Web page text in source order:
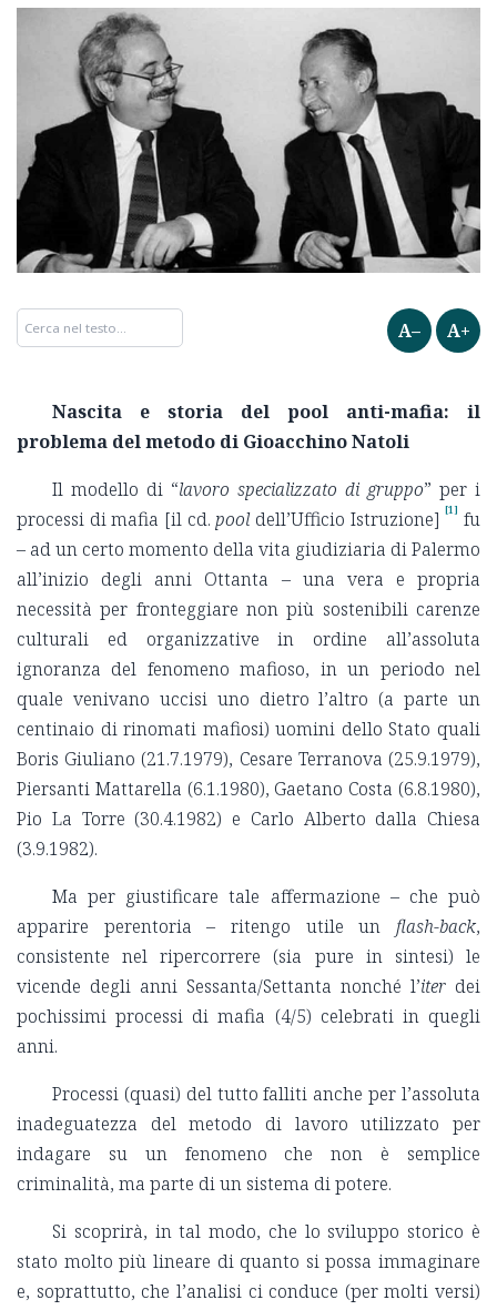
A– A+
Nascita e storia del pool anti-mafia: il
problema del metodo di Gioacchino Natoli
Il modello di “lavoro specializzato di gruppo” per i
processi di mafia [il cd.pool dell’Ufficio Istruzione] [1] fu
– ad un certo momento della vita giudiziaria di Palermo
all’inizio degli anni Ottanta – una vera e propria
necessità per fronteggiare non più sostenibili carenze
culturali ed organizzative in ordine all’assoluta
ignoranza del fenomeno mafioso, in un periodo nel
quale venivano uccisi uno dietro l’altro (a parte un
centinaio di rinomati mafiosi) uomini dello Stato quali
Boris Giuliano (21.7.1979), Cesare Terranova (25.9.1979),
Piersanti Mattarella (6.1.1980), Gaetano Costa (6.8.1980),
Pio La Torre (30.4.1982) e Carlo Alberto dalla Chiesa
(3.9.1982).
Ma per giustificare tale affermazione – che può
apparire perentoria – ritengo utile un flash-back,
consistente nel ripercorrere (sia pure in sintesi) le
vicende degli anni Sessanta/Settanta nonché l’iter dei
pochissimi processi di mafia (4/5) celebrati in quegli
anni.
Processi (quasi) del tutto falliti anche per l’assoluta
inadeguatezza del metodo di lavoro utilizzato per
indagare su un fenomeno che non è semplice
criminalità, ma parte di un sistema di potere.
Si scoprirà, in tal modo, che lo sviluppo storico è
stato molto più lineare di quanto si possa immaginare
e, soprattutto, che l’analisi ci conduce (per molti versi)